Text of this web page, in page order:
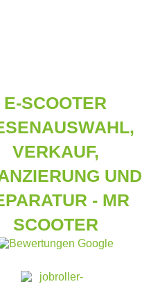
E-SCOOTER
VERKAUF,
UND
- MR
SCOOTER